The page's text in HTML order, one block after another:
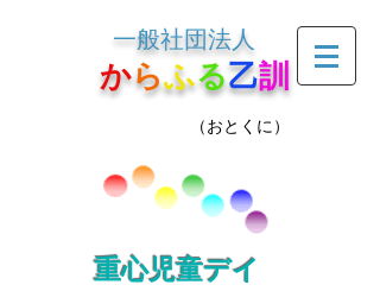
一般社団法人
からふる乙訓
（おとくに）
重心児童デイ